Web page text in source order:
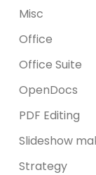
Misc
Office
Office Suite
OpenDocs
PDF Editing
Slideshow
Strategy